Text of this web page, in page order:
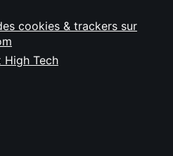
cookies & trackers sur
High Tech